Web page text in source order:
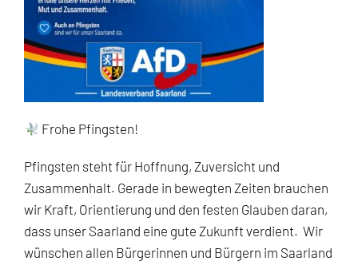
Frohe Pfingsten!
Pfingsten steht für Hoffnung, Zuversicht und
Zusammenhalt. Gerade in bewegten Zeiten brauchen
wir Kraft, Orientierung und den festen Glauben daran,
dass unser Saarland eine gute Zukunft verdient. Wir
wünschen allen Bürgerinnen und Bürgern im Saarland